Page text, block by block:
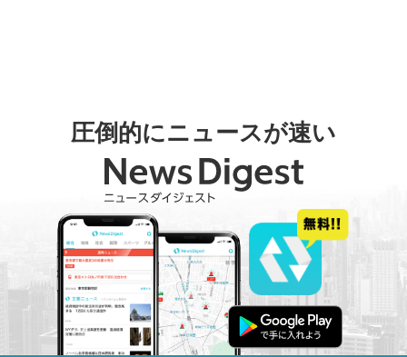
圧倒的にニュースが速い